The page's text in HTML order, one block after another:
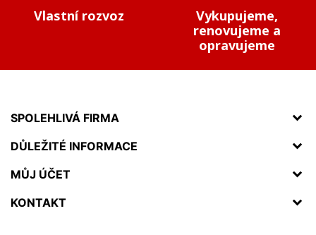
Vlastní rozvoz
Vykupujeme,
renovujeme a
opravujeme
SPOLEHLIVÁ FIRMA
DŮLEŽITÉ INFORMACE
MŮJ ÚČET
KONTAKT